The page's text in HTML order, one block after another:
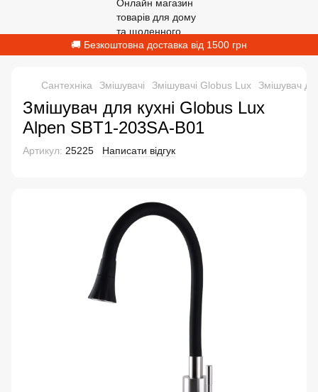
🚚 Безкоштовна доставка від 1500 грн
Сантехніка Змішувачі Змішувачі Globus Lux Змішувач
Змішувач для кухні Globus Lux
Alpen SBT1-203SA-B01
Артикул: 25225 Написати відгук